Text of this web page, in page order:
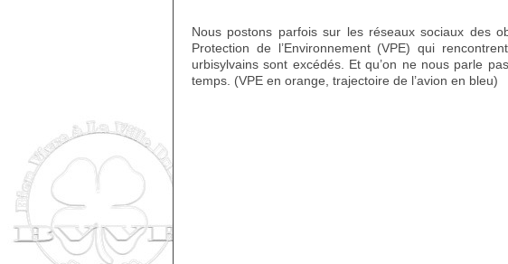
Nous postons parfois sur les réseaux sociaux des
Protection de l’Environnement (VPE) qui
urbisylvains sont excédés. Et qu’on ne nous parle
temps. (VPE en orange, trajectoire de l’avion en bleu)